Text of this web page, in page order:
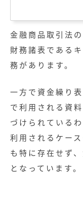
金融商品取引法
財務諸表である
務があります。
一方で資金繰り
で利用される資
づけられている
利用されるケー
も特に存在せず
となっています。